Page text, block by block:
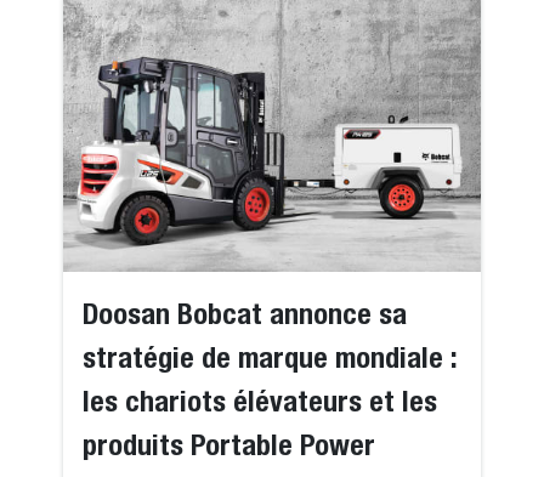
Doosan Bobcat annonce sa
stratégie de marque mondiale :
les chariots élévateurs et les
produits Portable Power